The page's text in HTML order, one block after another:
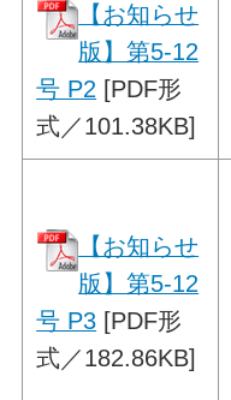
【お知らせ
版】第5-12
号 P2 [PDF形
式／101.38KB]
【お知らせ
版】第5-12
号 P3 [PDF形
式／182.86KB]